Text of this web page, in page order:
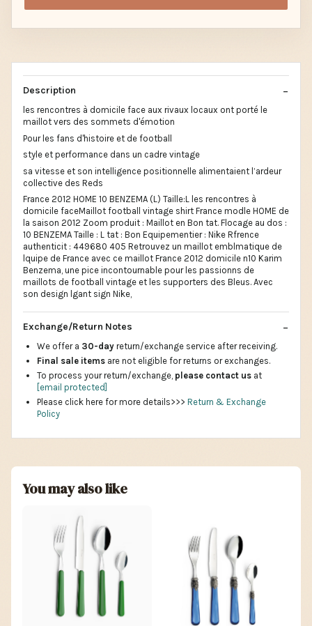
Description
les rencontres à domicile face aux rivaux locaux ont porté le
maillot vers des sommets d'émotion
Pour les fans d'histoire et de football
style et performance dans un cadre vintage
sa vitesse et son intelligence positionnelle alimentaient l’ardeur
collective des Reds
France 2012 HOME 10 BENZEMA (L) Taille:L les rencontres à
domicile faceMaillot football vintage shirt France modle HOME de
la saison 2012 Zoom produit : Maillot en Bon tat. Flocage au dos :
10 BENZEMA Taille : L tat : Bon Equipementier : Nike Rfrence
authenticit : 449680 405 Retrouvez un maillot emblmatique de
lquipe de France avec ce maillot France 2012 domicile n10 Karim
Benzema, une pice incontournable pour les passionns de
maillots de football vintage et les supporters des Bleus. Avec
son design lgant sign Nike,
Exchange/Return Notes
We offer a 30-day return/exchange service after receiving.
Final sale items are not eligible for returns or exchanges.
To process your return/exchange, please contact us at
[email protected]
Please click here for more details>>> Return & Exchange
Policy
You may also like